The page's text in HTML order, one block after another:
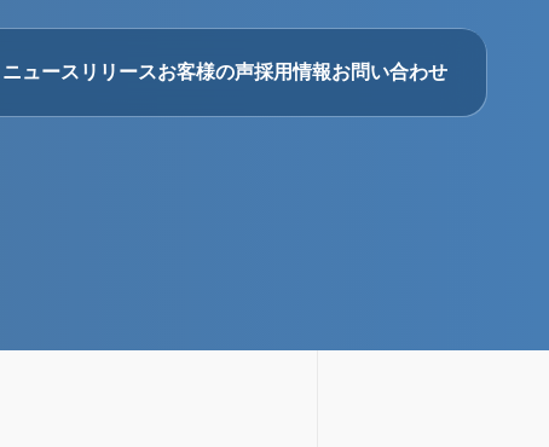
ニュースリリースお客様の声採用情報お問い合わせ